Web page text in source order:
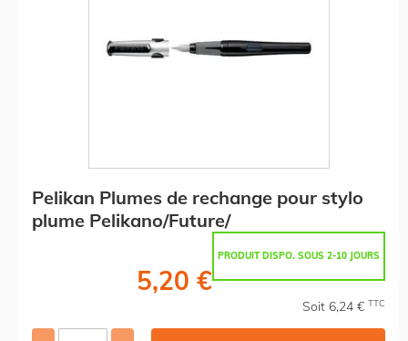
Pelikan Plumes de rechange pour stylo
plume Pelikano/Future/
PRODUIT DISPO. SOUS 2-10 JOURS
5,20 €
Soit 6,24 € TTC